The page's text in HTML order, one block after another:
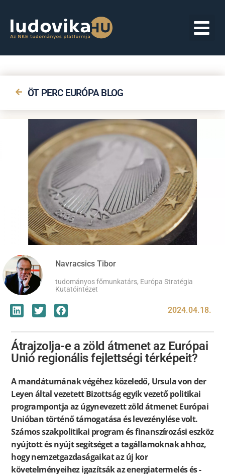
ÖT PERC EURÓPA BLOG
Navracsics Tibor
tudományos főmunkatárs, Európa Stratégia
Kutatóintézet
2024.04.18.
Átrajzolja-e a zöld átmenet az Európai
Unió regionális fejlettségi térképeit?
A mandátumának végéhez közeledő, Ursula von der
Leyen által vezetett Bizottság egyik vezető politikai
programpontja az úgynevezett zöld átmenet Európai
Unióban történő támogatása és levezénylése volt.
Számos szakpolitikai program és finanszírozási eszköz
nyújtott és nyújt segítséget a tagállamoknak ahhoz,
hogy nemzetgazdaságaikat az új kor
követelményeihez igazítsák az energiatermelés és -